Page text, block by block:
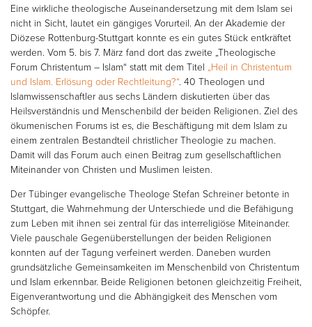
Eine wirkliche theologische Auseinandersetzung mit dem Islam sei
nicht in Sicht, lautet ein gängiges Vorurteil. An der Akademie der
Diözese Rottenburg-Stuttgart konnte es ein gutes Stück entkräftet
werden. Vom 5. bis 7. März fand dort das zweite „Theologische
Forum Christentum – Islam“ statt mit dem Titel „Heil in Christentum
und Islam. Erlösung oder Rechtleitung?“. 40 Theologen und
Islamwissenschaftler aus sechs Ländern diskutierten über das
Heilsverständnis und Menschenbild der beiden Religionen. Ziel des
ökumenischen Forums ist es, die Beschäftigung mit dem Islam zu
einem zentralen Bestandteil christlicher Theologie zu machen.
Damit will das Forum auch einen Beitrag zum gesellschaftlichen
Miteinander von Christen und Muslimen leisten.
Der Tübinger evangelische Theologe Stefan Schreiner betonte in
Stuttgart, die Wahrnehmung der Unterschiede und die Befähigung
zum Leben mit ihnen sei zentral für das interreligiöse Miteinander.
Viele pauschale Gegenüberstellungen der beiden Religionen
konnten auf der Tagung verfeinert werden. Daneben wurden
grundsätzliche Gemeinsamkeiten im Menschenbild von Christentum
und Islam erkennbar. Beide Religionen betonen gleichzeitig Freiheit,
Eigenverantwortung und die Abhängigkeit des Menschen vom
Schöpfer.